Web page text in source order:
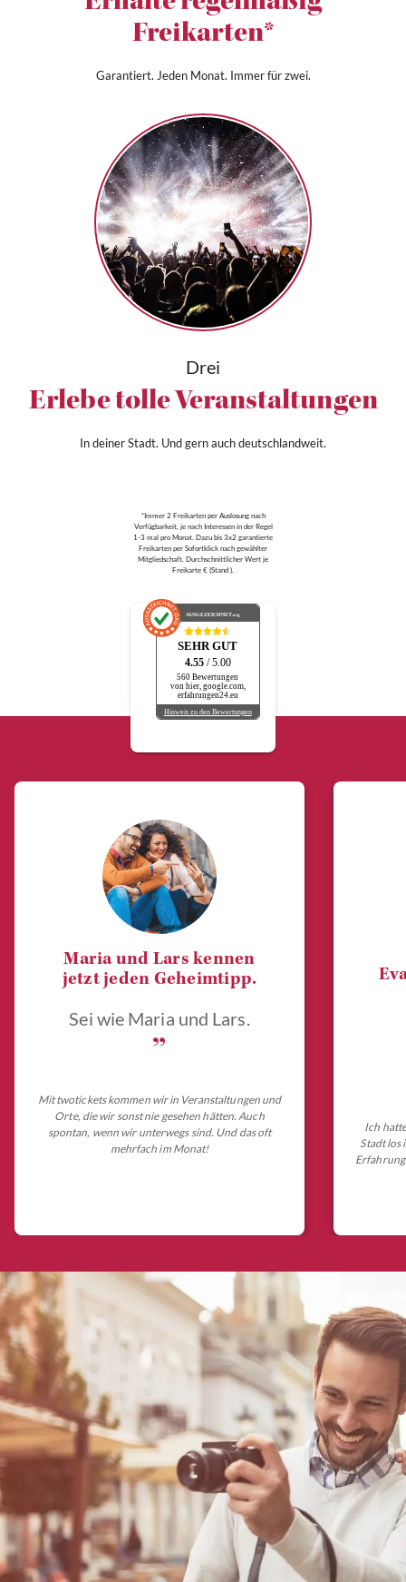
Freikarten*
Garantiert. Jeden Monat. Immer für zwei.
Drei
Erlebe tolle Veranstaltungen
In deiner Stadt. Und gern auch deutschlandweit.
*Immer 2 Freikarten per Auslosung nach
Verfügbarkeit, je nach Interessen in der Regel
1-3 mal pro Monat. Dazu bis 3x2 garantierte
Freikarten per Sofortklick nach gewählter
Mitgliedschaft. Durchschnittlicher Wert je
Freikarte € (Stand ).
AUSGEZEICHNET.org
SEHR GUT
4.55 / 5.00
560 Bewertungen
von hier, google.com,
erfahrungen24.eu
Hinweis zu den Bewertungen
Maria und Lars kennen
jetzt jeden Geheimtipp.
Sei wie Maria und Lars.
„
Mit twotickets kommen wir in Veranstaltungen und
Orte, die wir sonst nie gesehen hätten. Auch
spontan, wenn wir unterwegs sind. Und das oft
mehrfach im Monat!
Ich
Stadt los